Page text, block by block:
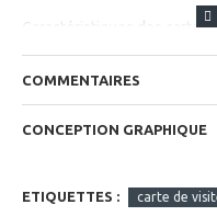
Caractéristiques des cartes
de visite cadeau
Papier couché 300g
COMMENTAIRES
CONCEPTION GRAPHIQUE
ETIQUETTES : carte de